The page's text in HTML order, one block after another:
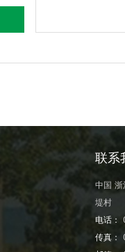
联系
中国
堤村
电话：
传真：